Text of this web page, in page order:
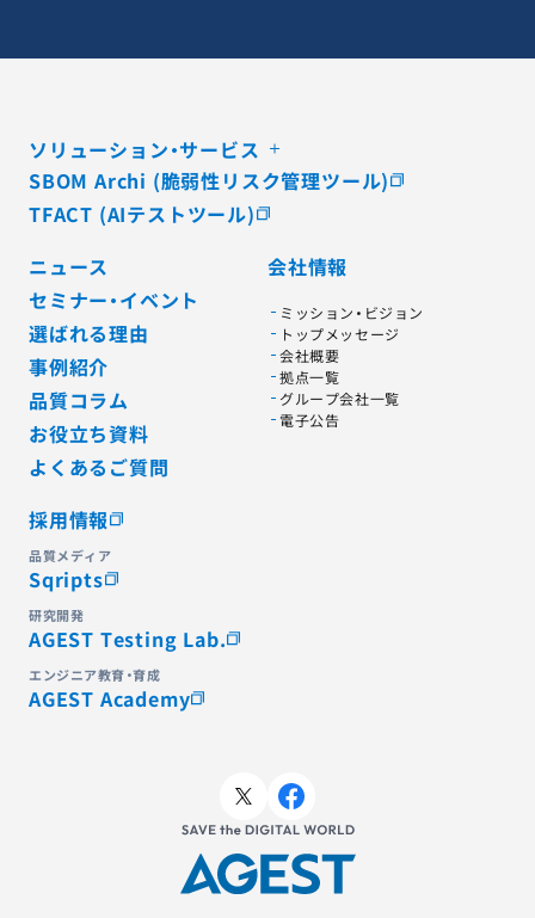
ソリューション・サービス
SBOM Archi (脆弱性リスク管理ツール)
TFACT (AIテストツール)
ニュース
セミナー・イベント
選ばれる理由
事例紹介
品質コラム
お役立ち資料
よくあるご質問
会社情報
ミッション・ビジョン
トップメッセージ
会社概要
拠点一覧
グループ会社一覧
電子公告
採用情報
品質メディア
Sqripts
研究開発
AGEST Testing Lab.
エンジニア教育・育成
AGEST Academy